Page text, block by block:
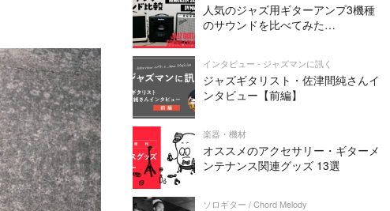
人気のジャズ用ギターアンプ3機種
のサウンドを比べてみた
MARK JAZZ 12）
インタビュー - ジャズマンに訊く
ジャズギタリスト・佐津間純さんイ
ンタビュー【前編】
楽器・機材
オススメのアクセサリー・ギターメ
ンテナンス関連グッズ 13選
ソロギター / Chord Melody